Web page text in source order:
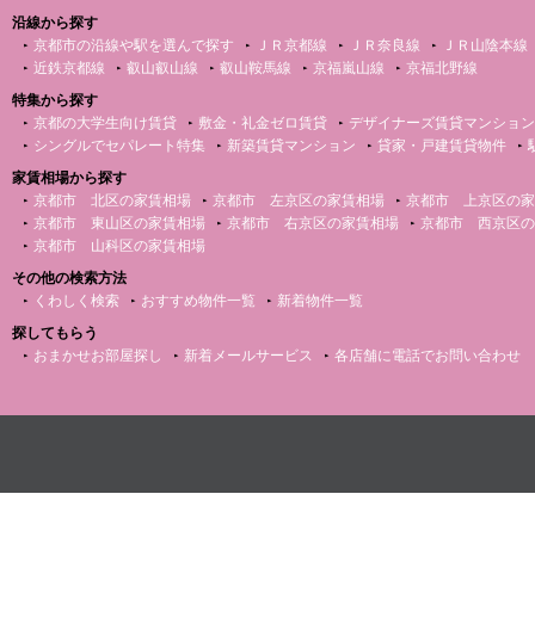
沿線から探す
京都市の沿線や駅を選んで探す
ＪＲ京都線 ＪＲ奈良線
ＪＲ山陰本線
近鉄京都線
叡山叡山線 叡山鞍馬線 京福嵐山線
京福北野線
特集から探す
京都の大学生向け賃貸
敷金・礼金ゼロ賃貸
デザイナーズ賃貸マンション
シングルでセパレート特集
新築賃貸マンション 貸家・戸建賃貸物件
家賃相場から探す
京都市 北区の家賃相場
京都市 左京区の家賃相場
京都市 上京区の
京都市 東山区の家賃相場
京都市 右京区の家賃相場
京都市 西京区
京都市 山科区の家賃相場
その他の検索方法
くわしく検索
おすすめ物件一覧
新着物件一覧
探してもらう
おまかせお部屋探し
新着メールサービス 各店舗に電話でお問い合わせ